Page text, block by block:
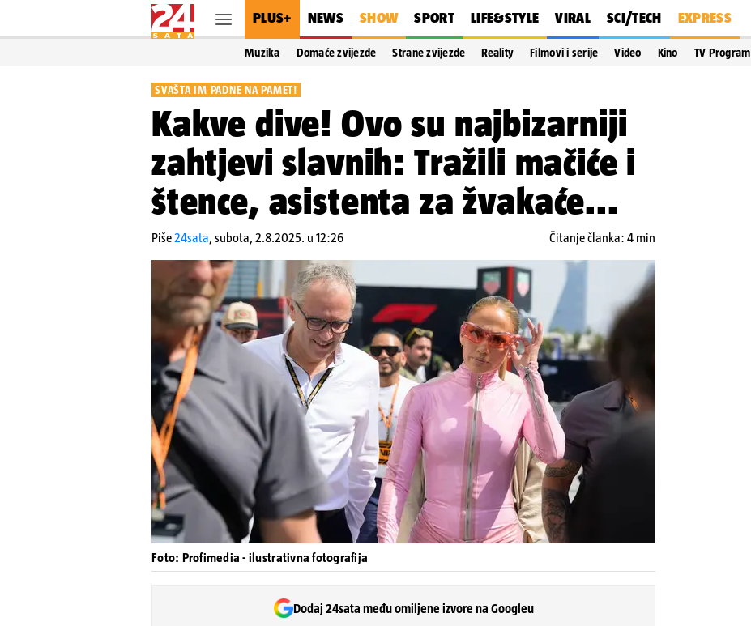
PLUS+ NEWS SHOW SPORT LIFE&STYLE VIRAL SCI/TECH EXPRESS
Muzika Domaće zvijezde Strane zvijezde Reality Filmovi i serije Video Kino TV Program
SVAŠTA IM PADNE NA PAMET!
Kakve dive! Ovo su najbizarniji
zahtjevi slavnih: Tražili mačiće i
štence, asistenta za žvakaće...
Piše24sata,subota, 2.8.2025. u 12:26 Čitanje članka: 4 min
Foto: Profimedia - ilustrativna fotografija
Dodaj 24sata među omiljene izvore na Googleu